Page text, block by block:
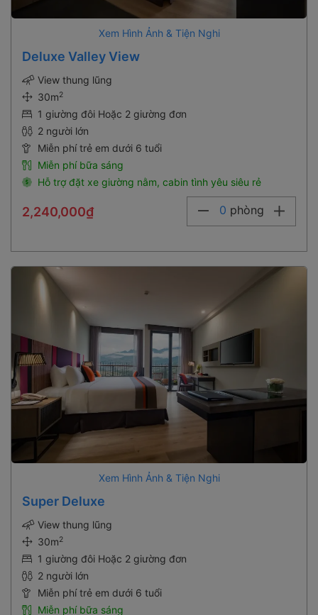
Xem Hình Ảnh & Tiện Nghi
Deluxe Valley View
View thung lũng
30m2
1 giường đôi Hoặc 2 giường đơn
2 người lớn
Miễn phí trẻ em dưới 6 tuổi
Miễn phí bữa sáng
Hỗ trợ đặt xe giường nằm, cabin tình yêu siêu rẻ
2,240,000₫ 0 phòng
Xem Hình Ảnh & Tiện Nghi
Super Deluxe
View thung lũng
30m2
1 giường đôi Hoặc 2 giường đơn
2 người lớn
Miễn phí trẻ em dưới 6 tuổi
Miễn phí bữa sáng